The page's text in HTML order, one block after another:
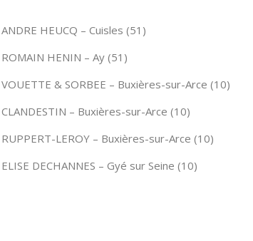
ANDRE HEUCQ – Cuisles (51)
ROMAIN HENIN – Ay (51)
VOUETTE & SORBEE – Buxières-sur-Arce (10)
CLANDESTIN – Buxières-sur-Arce (10)
RUPPERT-LEROY – Buxières-sur-Arce (10)
ELISE DECHANNES – Gyé sur Seine (10)